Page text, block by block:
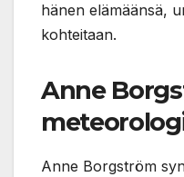
hänen elämäänsä,
kohteitaan.
Anne
Anne Borgström